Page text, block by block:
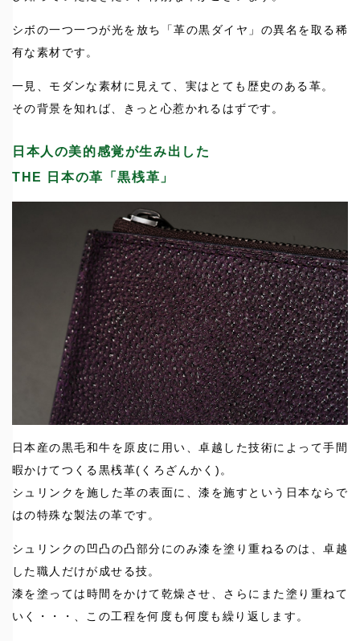
シボの一つ一つが光を放ち「革の黒ダイヤ」の異名を取る稀
有な素材です。
一見、モダンな素材に見えて、実はとても歴史のある革。
その背景を知れば、きっと心惹かれるはずです。
日本人の美的感覚が生み出した
THE 日本の革「黒桟革」
日本産の黒毛和牛を原皮に用い、卓越した技術によって手間
暇かけてつくる黒桟革(くろざんかく)。
シュリンクを施した革の表面に、漆を施すという日本ならで
はの特殊な製法の革です。
シュリンクの凹凸の凸部分にのみ漆を塗り重ねるのは、卓越
した職人だけが成せる技。
漆を塗っては時間をかけて乾燥させ、さらにまた塗り重ねて
いく・・・、この工程を何度も何度も繰り返します。